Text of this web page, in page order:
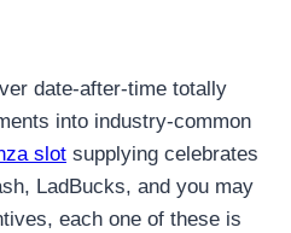
date-after-time totally
into industry-common
slot supplying celebrates
LadBucks, and you may
each one of these is